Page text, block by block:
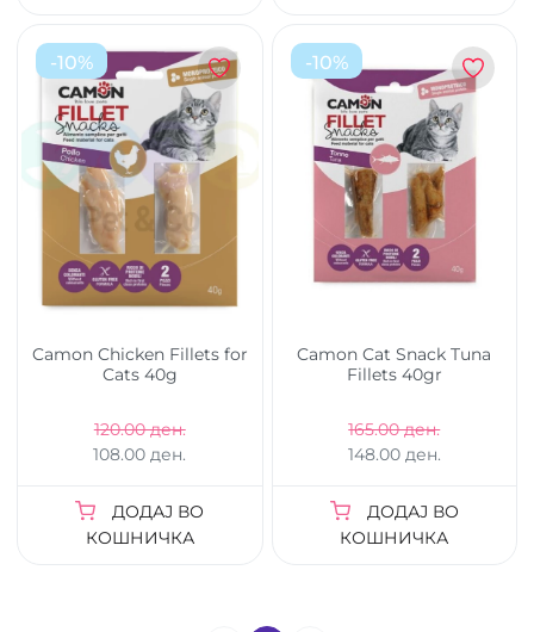
-10%
Camon Chicken Fillets for
Cats 40g
120.00 ден.
108.00 ден.
ДОДАЈ ВО
КОШНИЧКА
-10%
Camon Cat Snack Tuna
Fillets 40gr
165.00 ден.
148.00 ден.
ДОДАЈ ВО
КОШНИЧКА